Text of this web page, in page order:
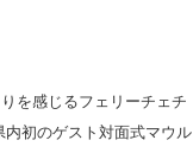
を感じるフェリーチェチ
初のゲスト対面式マウル